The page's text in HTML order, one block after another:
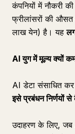
कंपनियों में नौकरी
फ्रीलांसरों की
लाख येन) है। यह
AI युग में मूल्य क्यों कम
AI डेटा संसाधित
इसे प्रबंधन निर्णयों
उदाहरण के लिए,